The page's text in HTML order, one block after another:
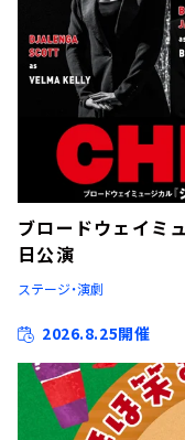
ブロードウェイミ
日公演
ステージ・演劇
2026.8.25開催